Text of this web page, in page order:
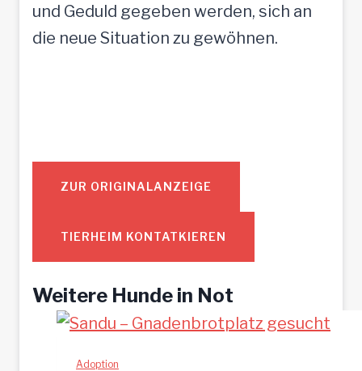
und Geduld gegeben werden, sich an
die neue Situation zu gewöhnen.
ZUR ORIGINALANZEIGE
TIERHEIM KONTATKIEREN
Weitere Hunde in Not
Adoption